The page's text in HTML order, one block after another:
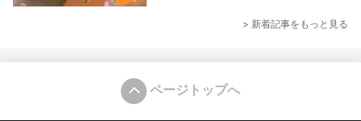
> 新着記事をもっと見る
ページトップへ